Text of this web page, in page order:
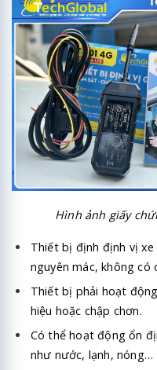
Hình ảnh giấy
Thiết bị định định vị
nguyên mác, không có
Thiết bị phải hoạt
hiệu hoặc chập chơn.
Có thể hoạt động ổn
như nước, lạnh, nóng…